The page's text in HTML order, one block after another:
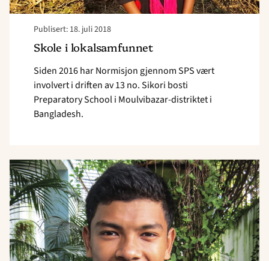
Publisert: 18. juli 2018
Skole i lokalsamfunnet
Siden 2016 har Normisjon gjennom SPS vært
involvert i driften av 13 no. Sikori bosti
Preparatory School i Moulvibazar-distriktet i
Bangladesh.
Read
article
"Usikker
fremtid"